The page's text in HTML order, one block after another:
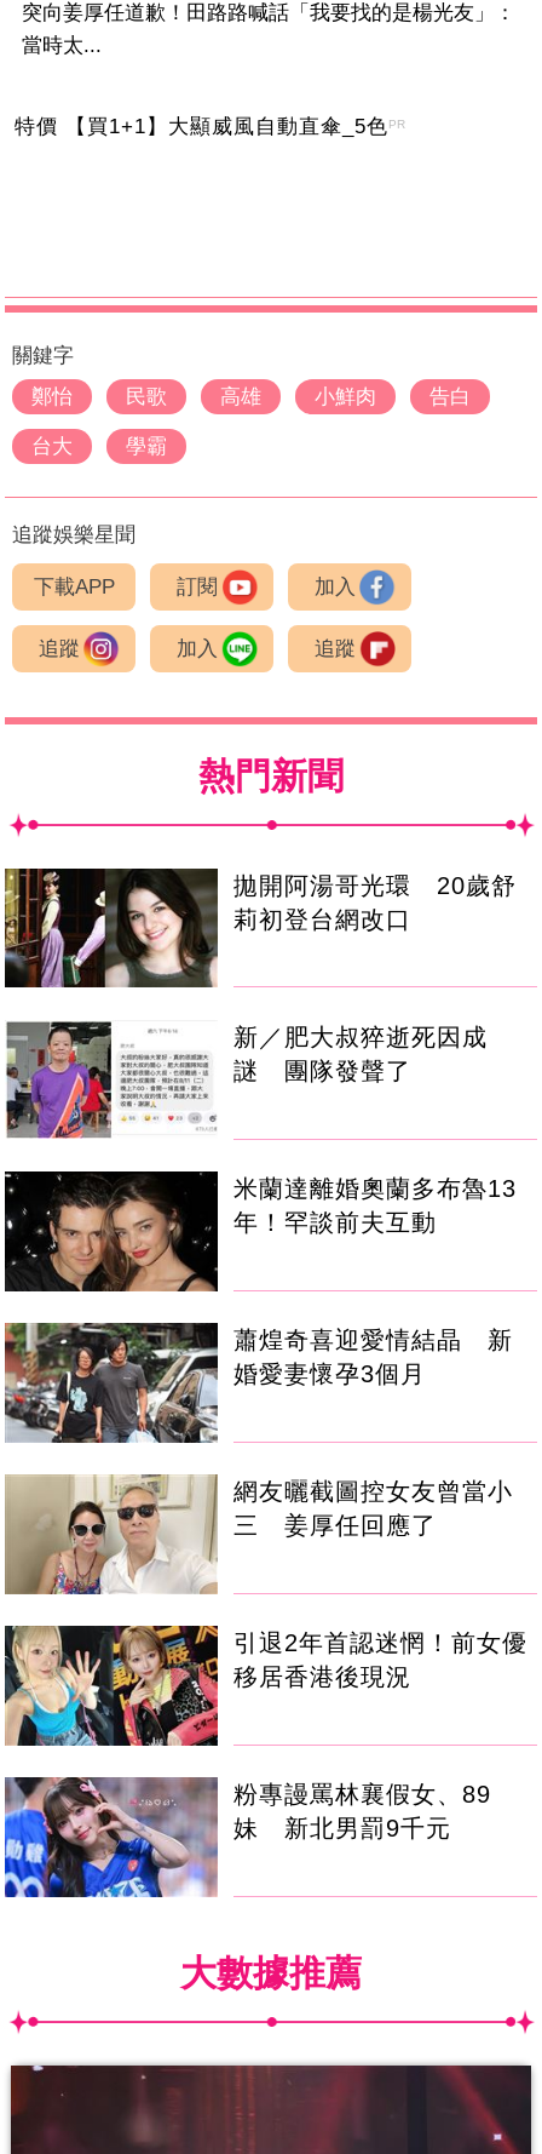
突向姜厚任道歉！田路路喊話「我要找的是楊光友」：
當時太...
特價 【買1+1】大顯威風自動直傘_5色 PR
關鍵字
鄭怡
民歌 高雄 小鮮肉 告白
台大 學霸
追蹤娛樂星聞
下載APP 訂閱 加入
追蹤 加入 追蹤
熱門新聞
拋開阿湯哥光環 20歲舒
莉初登台網改口
新／肥大叔猝逝死因成
謎 團隊發聲了
米蘭達離婚奧蘭多布魯13
年！罕談前夫互動
蕭煌奇喜迎愛情結晶 新
婚愛妻懷孕3個月
網友曬截圖控女友曾當小
三 姜厚任回應了
引退2年首認迷惘！前女優
移居香港後現況
粉專謾罵林襄假女、89
妹 新北男罰9千元
大數據推薦